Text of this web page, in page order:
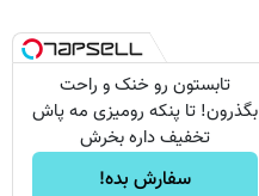
تابستون رو خنک و راحت
بگذرون! تا پنکه رومیزی مه پاش
تخفیف داره بخرش
سفارش بده!